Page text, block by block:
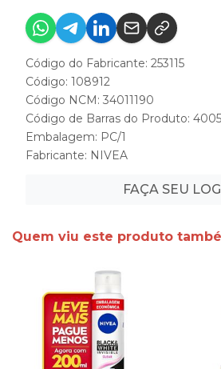
Código do Fabricante: 253115
Código: 108912
Código NCM: 34011190
Código de Barras do Produto:
Embalagem: PC/1
Fabricante: NIVEA
FAÇA SEU
Quem viu este produto